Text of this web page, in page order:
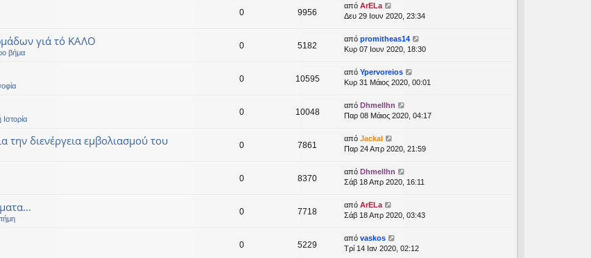
0 9956
από ArELa
Δευ 29 Ιουν 2020, 23:34
γιά τό ΚΑΛΟ
βήμα
0 5182
από promitheas14
Κυρ 07 Ιουν 2020, 18:30
0 10595
από Ypervoreios
Κυρ 31 Μάιος 2020, 00:01
0 10048
από Dhmellhn
Παρ 08 Μάιος 2020, 04:17
την διενέργεια εμβολιασμού του 0 7861
από Jackal
Παρ 24 Απρ 2020, 21:59
0 8370
από Dhmellhn
Σάβ 18 Απρ 2020, 16:11
0 7718
από ArELa
Σάβ 18 Απρ 2020, 03:43
0 5229
από vaskos
Τρί 14 Ιαν 2020, 02:12